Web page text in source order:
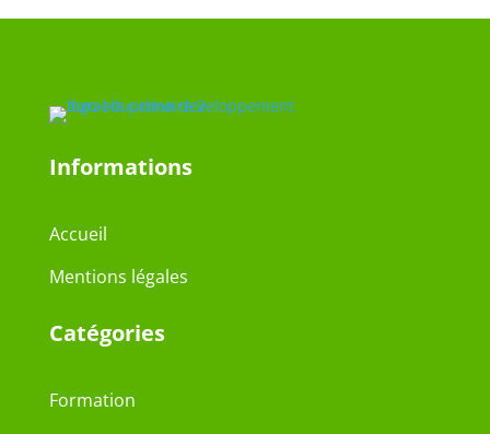
Informations
Accueil
Mentions légales
Catégories
Formation